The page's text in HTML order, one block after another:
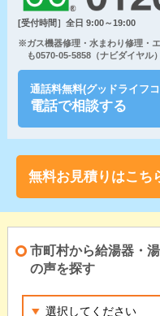
[受付時間］全日 9:00～19:00
※ガス機器修理・水まわり修理・
も0570-05-5858（ナビダイヤル
通話料無料(グッドライフ
電話で相談する
無料お見積りはこち
市町村から給湯器・
の声を探す